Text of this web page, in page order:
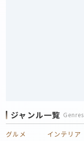
ジャンル一覧 Genres
グルメ インテリア